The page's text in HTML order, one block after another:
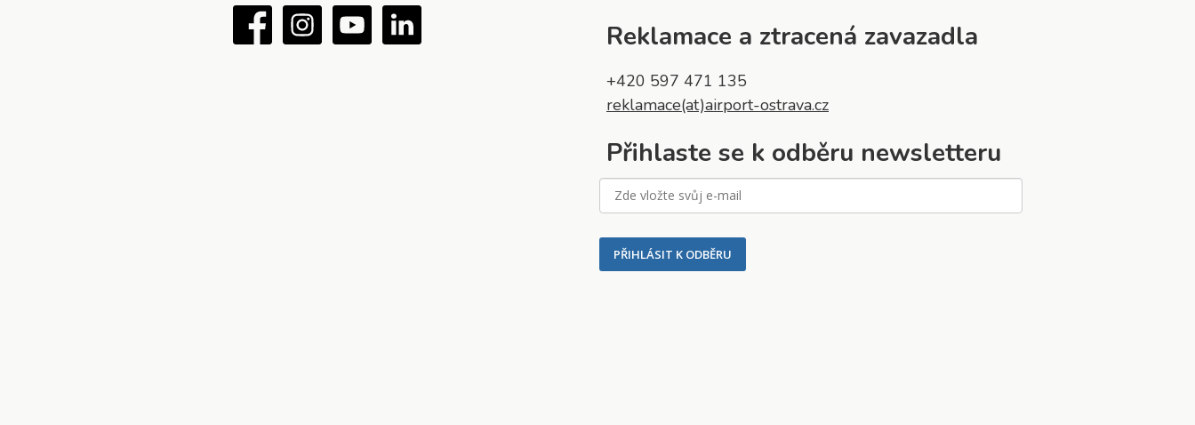
Facebook Instagram YouTube
Reklamace a ztracená zavazadla
+420 597 471 135
reklamace(at)airport-ostrava.cz
Přihlaste se k odběru newsletteru
PŘIHLÁSIT K ODBĚRU